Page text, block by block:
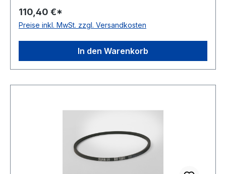
Norm DIN 7753 Material Neoprene Zugstrang
Polyester Breite 16,3mm Höhe 13mm
110,40 €*
Preise inkl. MwSt. zzgl. Versandkosten
In den Warenkorb